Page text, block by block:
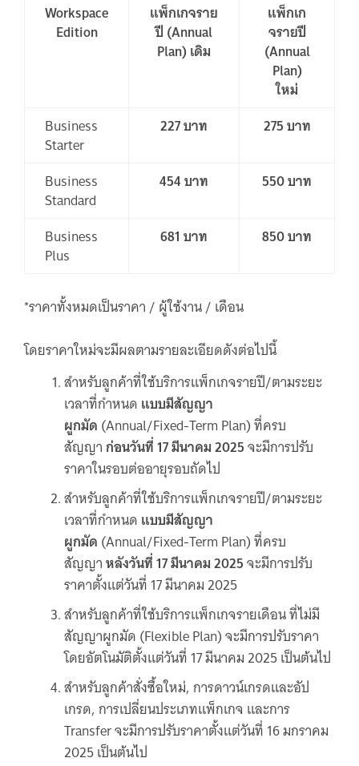
Workspace
Edition
แพ็กเกจราย
ปี (Annual
Plan) เดิม
แพ็กเก
จรายปี
(Annual
Plan)
ใหม่
Business
Starter
227 บาท 275 บาท
Business
Standard
454 บาท 550 บาท
Business
Plus
681 บาท 850 บาท
*ราคาทั้งหมดเป็นราคา / ผู้ใช้งาน / เดือน
โดยราคาใหม่จะมีผลตามรายละเอียดดังต่อไปนี้
สำหรับลูกค้าที่ใช้บริการแพ็กเกจรายปี/ตามระยะ
เวลาที่กำหนด แบบมีสัญญา
ผูกมัด (Annual/Fixed-Term Plan) ที่ครบ
สัญญาก่อนวันที่ 17 มีนาคม 2025จะมีการปรับ
ราคาในรอบต่ออายุรอบถัดไป
สำหรับลูกค้าที่ใช้บริการแพ็กเกจรายปี/ตามระยะ
เวลาที่กำหนด แบบมีสัญญา
ผูกมัด (Annual/Fixed-Term Plan) ที่ครบ
สัญญาหลังวันที่ 17 มีนาคม 2025จะมีการปรับ
ราคาตั้งแต่วันที่ 17 มีนาคม 2025
สำหรับลูกค้าที่ใช้บริการแพ็กเกจรายเดือน ที่ไม่มี
สัญญาผูกมัด (Flexible Plan) จะมีการปรับราคา
โดยอัตโนมัติตั้งแต่วันที่ 17 มีนาคม 2025 เป็นต้นไป
สำหรับลูกค้าสั่งซื้อใหม่, การดาวน์เกรดและอัป
เกรด, การเปลี่ยนประเภทแพ็กเกจ และการ
Transfer จะมีการปรับราคาตั้งแต่วันที่ 16 มกราคม
2025 เป็นต้นไป